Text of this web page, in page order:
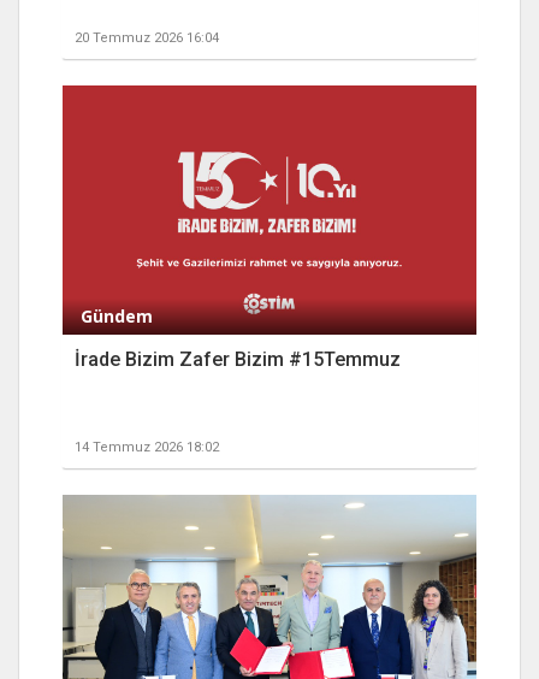
20 Temmuz 2026 16:04
Gündem
İrade Bizim Zafer Bizim #15Temmuz
14 Temmuz 2026 18:02